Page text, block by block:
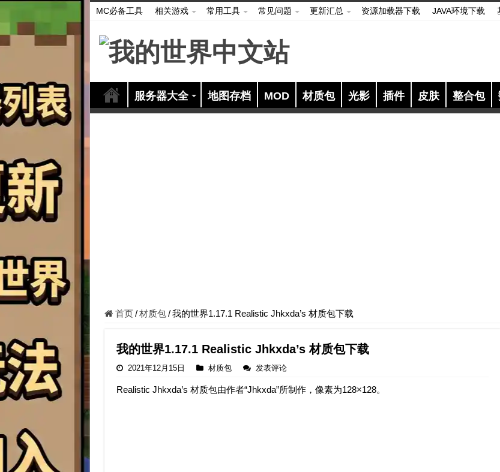
MC必备工具 相关游戏 常用工具 常见问题 更新汇总 资源加载器下载 JAVA环境下载
服务器大全 地图存档 MOD 材质包 光影 插件 皮肤 整合包
首页 / 材质包 / 我的世界1.17.1 Realistic Jhkxda’s 材质包下载
我的世界1.17.1 Realistic Jhkxda’s 材质包下载
2021年12月15日 材质包 发表评论
Realistic Jhkxda’s 材质包由作者“Jhkxda”所制作，像素为128×128。